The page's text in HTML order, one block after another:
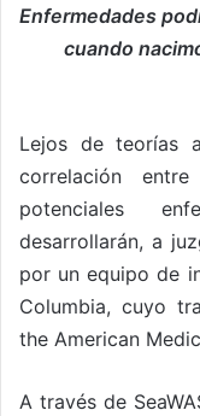
Enfermedades
cuando
Lejos de teorías
correlación
potenciales
desarrollarán, a
por un equipo de
Columbia, cuyo
the American
A través de